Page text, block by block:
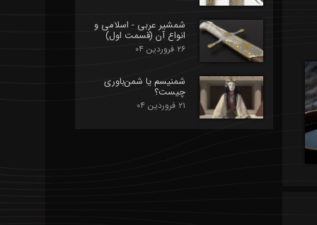
شمشیر عربی - اسلامی و
انواع آن (قسمت اول)
۲۶ فروردین ۰۴
شمنیسم یا شمن‌باوری
چیست؟
۲۱ فروردین ۰۴